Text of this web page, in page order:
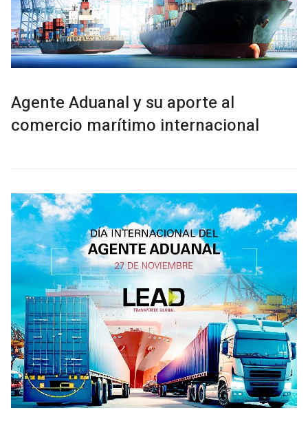
Agente Aduanal y su aporte al
comercio marítimo internacional